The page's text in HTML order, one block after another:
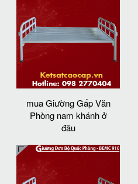
mua Giường Gấp Văn
Phòng nam khánh ở
đâu